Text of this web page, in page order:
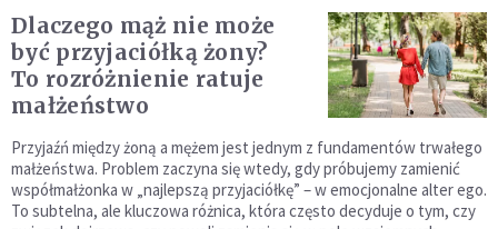
Dlaczego mąż nie może
być przyjaciółką żony?
To rozróżnienie ratuje
małżeństwo
Przyjaźń między żoną a mężem jest jednym z fundamentów trwałego
małżeństwa. Problem zaczyna się wtedy, gdy próbujemy zamienić
współmałżonka w „najlepszą przyjaciółkę” – w emocjonalne alter ego.
To subtelna, ale kluczowa różnica, która często decyduje o tym, czy